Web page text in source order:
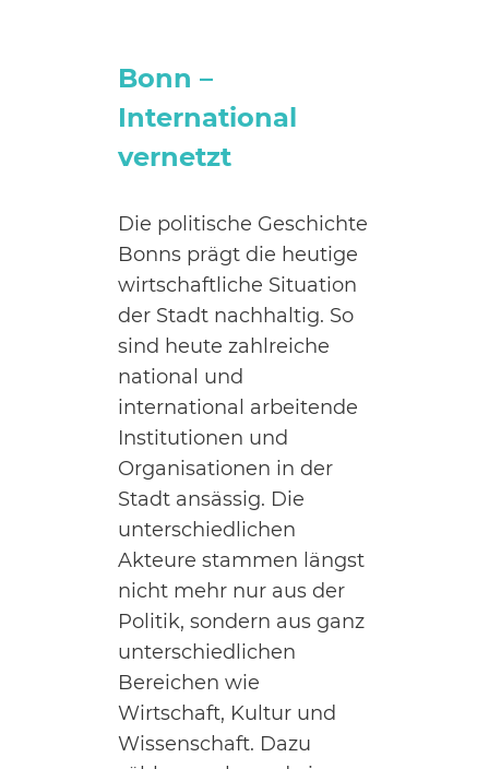
Bonn –
International
vernetzt
Die politische Geschichte
Bonns prägt die heutige
wirtschaftliche Situation
der Stadt nachhaltig. So
sind heute zahlreiche
national und
international arbeitende
Institutionen und
Organisationen in der
Stadt ansässig. Die
unterschiedlichen
Akteure stammen längst
nicht mehr nur aus der
Politik, sondern aus ganz
unterschiedlichen
Bereichen wie
Wirtschaft, Kultur und
Wissenschaft. Dazu